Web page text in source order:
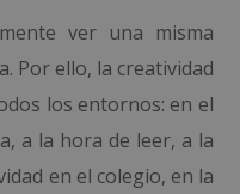
ver una misma
Por ello, la creatividad
los entornos: en el
a la hora de leer, a la
en el colegio, en la